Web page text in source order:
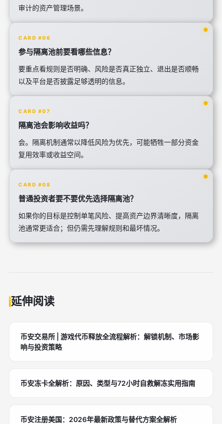
审计的资产管理场景。
CARD #06
参与隔离池前要看哪些信息？
要重点看规则是否明确、风险是否真正独立、退出是否顺畅
以及平台是否披露足够透明的信息。
CARD #07
隔离池会影响收益吗？
会。隔离机制通常以降低风险为优先，可能牺牲一部分资金
复用效率或收益空间。
CARD #08
普通投资者要不要优先选择隔离池？
如果你的目标是控制单笔风险、提高资产边界清晰度，隔离
池通常更适合；但仍需先理解规则和最坏情况。
延伸阅读
币安交易所 | 游戏代币释放全流程解析：解锁机制、市场影
响与投资策略
币安冻卡全解析：原因、类型与72小时自救解冻实用指南
币安注册美国：2026年最新政策与替代方案全解析